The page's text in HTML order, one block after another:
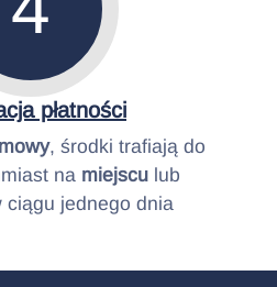
płatności
, środki trafiają do
na miejsculub
ciągu jednego dnia